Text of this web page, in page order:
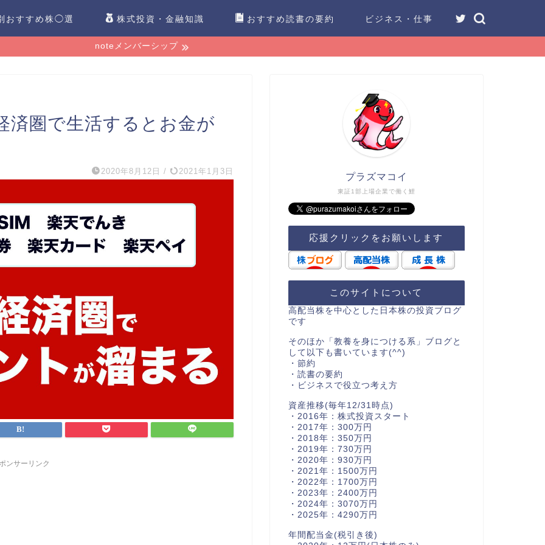
おすすめ株◯選 株式投資・金融知識 おすすめ読書の要約 ビジネス・仕事
noteメンバーシップ
済圏で生活するとお金が
2020年8月12日 / 2021年1月3日
ンサーリンク
東証1部上場企業で働く鯉
プラズマコイ
応援クリックをお願いします
このサイトについて
高配当株を中心とした日本株の投資ブログ
です
そのほか「教養を身につける系」ブログと
して以下も書いています(^^)
・節約
・読書の要約
・ビジネスで役立つ考え方
資産推移(毎年12/31時点)
・2016年：株式投資スタート
・2017年：300万円
・2018年：350万円
・2019年：730万円
・2020年：930万円
・2021年：1500万円
・2022年：1700万円
・2023年：2400万円
・2024年：3070万円
・2025年：4290万円
年間配当金(税引き後)